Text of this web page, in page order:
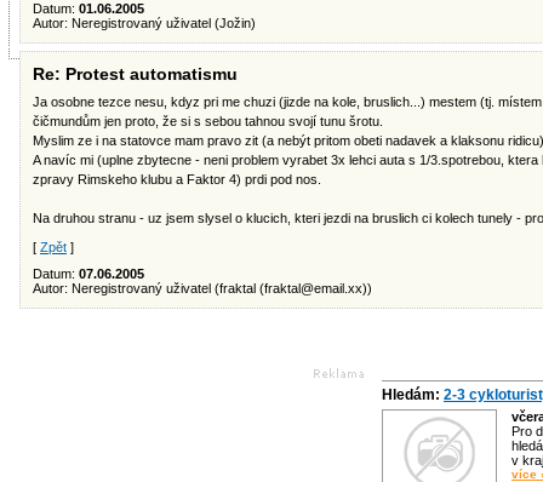
Datum: 01.06.2005
Autor: Neregistrovaný uživatel (Jožin)
Re: Protest automatismu
Ja osobne tezce nesu, kdyz pri me chuzi (jizde na kole, bruslich...) mestem (tj.
čičmundům jen proto, že si s sebou tahnou svojí tunu šrotu.
Myslim ze i na statovce mam pravo zit (a nebýt pritom obeti nadavek a klaksonu
A navíc mi (uplne zbytecne - neni problem vyrabet 3x lehci auta s 1/3.spotrebou,
zpravy Rimskeho klubu a Faktor 4) prdi pod nos.
Na druhou stranu - uz jsem slysel o klucich, kteri jezdi na bruslich ci kolech tunely -
[ Zpět ]
Datum: 07.06.2005
Autor: Neregistrovaný uživatel (fraktal (fraktal@email.xx))
Hledám: 2-3
Pro
v
více